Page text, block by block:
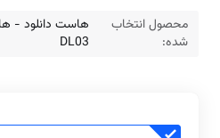
محصول انتخاب
شده:
هاست دانلود -
DL03